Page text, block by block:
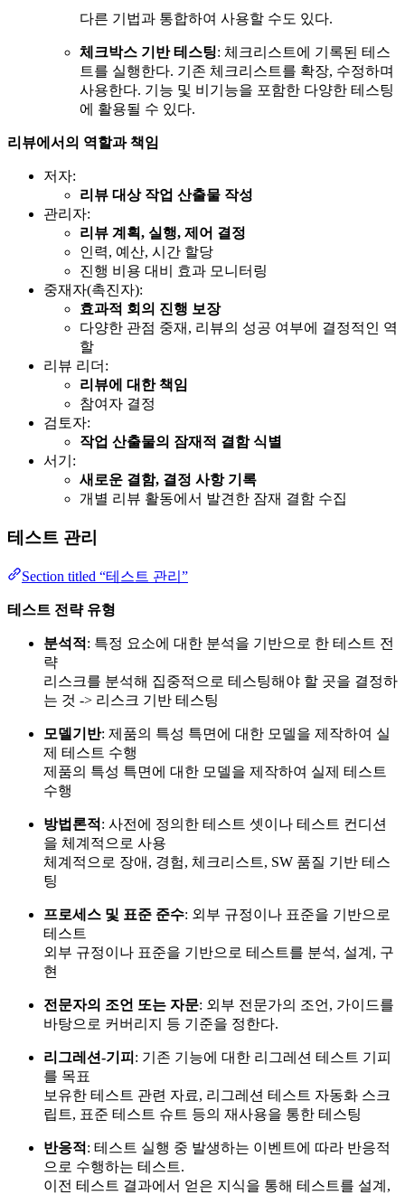
다른 기법과 통합하여 사용할 수도 있다.
체크박스 기반 테스팅: 체크리스트에 기록된 테스
트를 실행한다. 기존 체크리스트를 확장, 수정하며
사용한다. 기능 및 비기능을 포함한 다양한 테스팅
에 활용될 수 있다.
리뷰에서의 역할과 책임
저자:
리뷰 대상 작업 산출물 작성
관리자:
리뷰 계획, 실행, 제어 결정
인력, 예산, 시간 할당
진행 비용 대비 효과 모니터링
중재자(촉진자):
효과적 회의 진행 보장
다양한 관점 중재, 리뷰의 성공 여부에 결정적인 역
할
리뷰 리더:
리뷰에 대한 책임
참여자 결정
검토자:
작업 산출물의 잠재적 결함 식별
서기:
새로운 결함, 결정 사항 기록
개별 리뷰 활동에서 발견한 잠재 결함 수집
테스트 관리
Section titled “테스트 관리”
테스트 전략 유형
분석적 : 특정 요소에 대한 분석을 기반으로 한 테스트 전
략
리스크를 분석해 집중적으로 테스팅해야 할 곳을 결정하
는 것 -> 리스크 기반 테스팅
모델기반: 제품의 특성 특면에 대한 모델을 제작하여 실
제 테스트 수행
제품의 특성 특면에 대한 모델을 제작하여 실제 테스트
수행
방법론적 : 사전에 정의한 테스트 셋이나 테스트 컨디션
을 체계적으로 사용
체계적으로 장애, 경험, 체크리스트, SW 품질 기반 테스
팅
프로세스 및 표준 준수: 외부 규정이나 표준을 기반으로
테스트
외부 규정이나 표준을 기반으로 테스트를 분석, 설계, 구
현
전문자의 조언 또는 자문: 외부 전문가의 조언, 가이드를
바탕으로 커버리지 등 기준을 정한다.
리그레션-기피 : 기존 기능에 대한 리그레션 테스트 기피
를 목표
보유한 테스트 관련 자료, 리그레션 테스트 자동화 스크
립트, 표준 테스트 슈트 등의 재사용을 통한 테스팅
반응적 : 테스트 실행 중 발생하는 이벤트에 따라 반응적
으로 수행하는 테스트.
이전 테스트 결과에서 얻은 지식을 통해 테스트를 설계,